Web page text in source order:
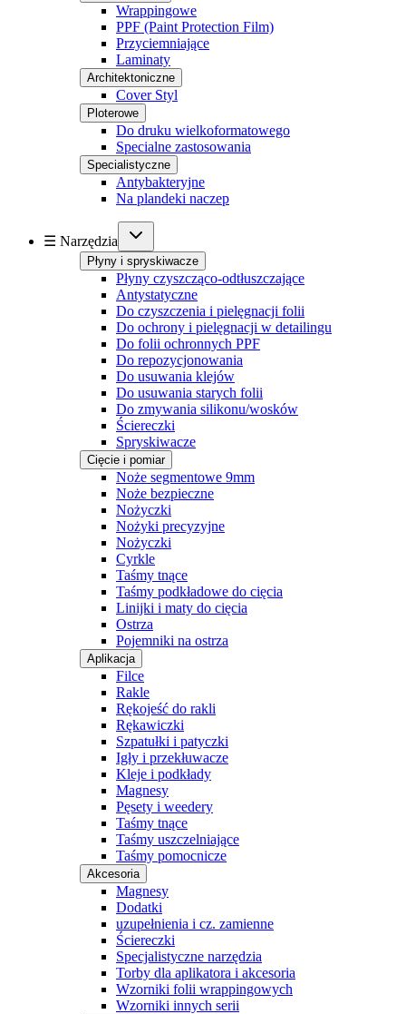
Wrappingowe
PPF (Paint Protection Film)
Przyciemniające
Laminaty
Architektoniczne
Cover Styl
Ploterowe
Do druku wielkoformatowego
Specialne zastosowania
Specialistyczne
Antybakteryjne
Na plandeki naczep
☰ Narzędzia
Płyny i spryskiwacze
Płyny czyszcząco-odtłuszczające
Antystatyczne
Do czyszczenia i pielęgnacji folii
Do ochrony i pielęgnacji w detailingu
Do folii ochronnych PPF
Do repozycjonowania
Do usuwania klejów
Do usuwania starych folii
Do zmywania silikonu/wosków
Ściereczki
Spryskiwacze
Cięcie i pomiar
Noże segmentowe 9mm
Noże bezpieczne
Nożyczki
Nożyki precyzyjne
Nożyczki
Cyrkle
Taśmy tnące
Taśmy podkładowe do cięcia
Linijki i maty do cięcia
Ostrza
Pojemniki na ostrza
Aplikacja
Filce
Rakle
Rękojeść do rakli
Rękawiczki
Szpatułki i patyczki
Igły i przekłuwacze
Kleje i podkłady
Magnesy
Pęsety i weedery
Taśmy tnące
Taśmy uszczelniające
Taśmy pomocnicze
Akcesoria
Magnesy
Dodatki
uzupełnienia i cz. zamienne
Ściereczki
Specjalistyczne narzędzia
Torby dla aplikatora i akcesoria
Wzorniki folii wrappingowych
Wzorniki innych serii